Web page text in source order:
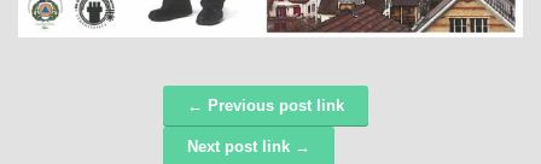
Navigáció ← Previous post link
Next post link →